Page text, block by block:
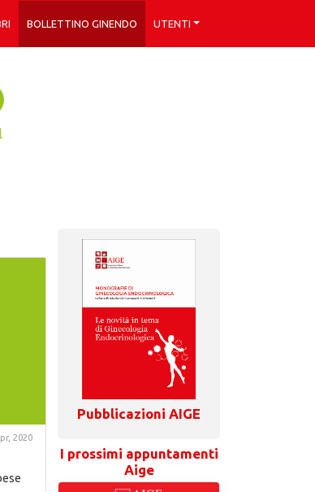
BOLLETTINO GINENDO UTENTI
2020
Pubblicazioni AIGE
I prossimi appuntamenti
Aige